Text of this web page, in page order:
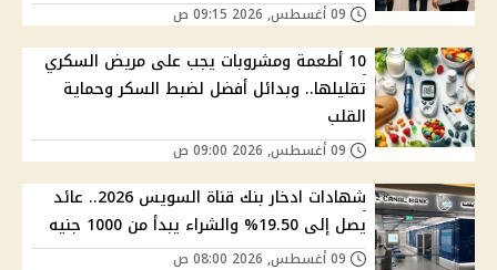
10 أطعمة ومشروبات يجب على مريض السكري
تقليلها.. وبدائل أفضل لضبط السكر وحماية
القلب
شهادات ادخار بنك قناة السويس 2026.. عائد
يصل إلى 19.50% والشراء يبدأ من 1000 جنيه